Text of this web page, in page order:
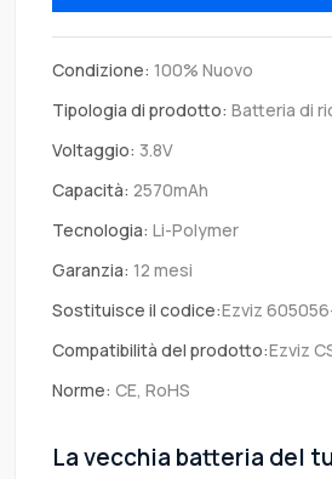
Condizione: 100% Nuovo
Tipologia di prodotto: Batteria di
Voltaggio: 3.8V
Capacità: 2570mAh
Tecnologia: Li-Polymer
Garanzia: 12 mesi
Sostituisce il codice:Ezviz
Compatibilità del prodotto:Ezviz
Norme: CE, RoHS
La vecchia batteria del